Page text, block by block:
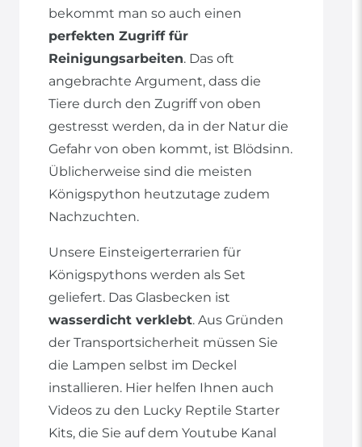
bekommt man so auch einen
perfekten Zugriff für
Reinigungsarbeiten. Das oft
angebrachte Argument, dass die
Tiere durch den Zugriff von oben
gestresst werden, da in der Natur die
Gefahr von oben kommt, ist Blödsinn.
Üblicherweise sind die meisten
Königspython heutzutage zudem
Nachzuchten.
Unsere Einsteigerterrarien für
Königspythons werden als Set
geliefert. Das Glasbecken ist
wasserdicht verklebt. Aus Gründen
der Transportsicherheit müssen Sie
die Lampen selbst im Deckel
installieren. Hier helfen Ihnen auch
Videos zu den Lucky Reptile Starter
Kits, die Sie auf dem Youtube Kanal